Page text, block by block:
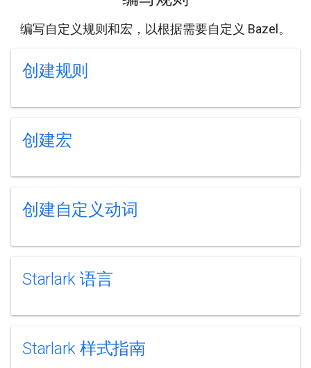
编写自定义规则和宏，以根据需要自定义 Bazel。
创建规则
创建宏
创建自定义动词
Starlark 语言
Starlark 样式指南